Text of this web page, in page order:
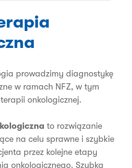
prowadzimy diagnostykę
w ramach NFZ, w tym
onkologicznej.
to rozwiązanie
na celu sprawne i szybkie
przez kolejne etapy
onkologicznego. Szybka